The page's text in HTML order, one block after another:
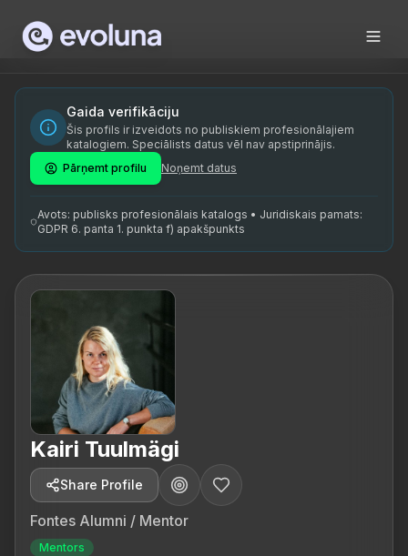
Kairi Tuulmägi is an experienced legal counsel and
Kairi Tuulmägi on spetsialiseerunud pangandusele ja
mentor, panganduse spetsialist, õigusvaldkonna ekspert,
Gaida verifikāciju
Šis profils ir izveidots no publiskiem profesionālajiem
katalogiem. Speciālists datus vēl nav apstiprinājis.
Pārņemt profilu
Noņemt datus
Avots: publisks profesionālais katalogs • Juridiskais pamats:
GDPR 6. panta 1. punkta f) apakšpunkts
Kairi Tuulmägi
Share Profile
Fontes Alumni / Mentor
Mentors